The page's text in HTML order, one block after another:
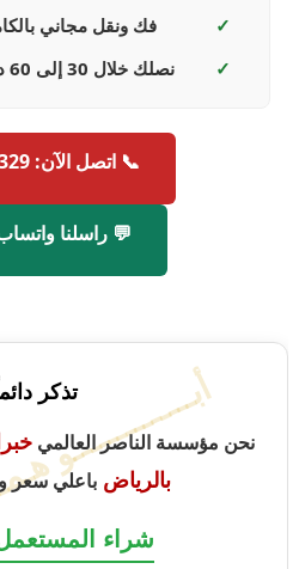
✓
فك ونقل مجاني
✓
نصلك خلال 30 إلى 60 دقيقة
📞 اتصل الآن: 0546994329
💬 راسلنا
أبــــــــــــــو
تذكر
نحن مؤسسة الناصر العالمي
بالرياضباعلي سعر
شراء